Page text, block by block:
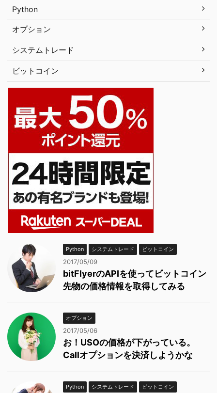
Python
オプション
システムトレード
ビットコイン
Python システムトレード ビットコイン
2017/05/09
bitFlyerのAPIを使ってビットコイン
先物の価格情報を取得してみる
オプション
2017/05/06
お！USOの価格が下がっている。
Callオプションを決済しようかな
Python システムトレード ビットコイン